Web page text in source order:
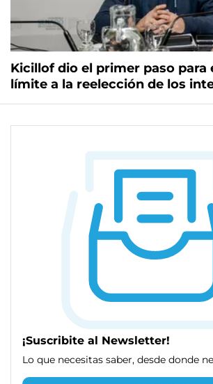
Kicillof dio el primer paso para
límite a la reelección de los
¡Suscribite al Newsletter!
Lo que necesitas saber, desde donde